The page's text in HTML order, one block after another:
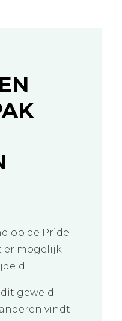
op de Pride
er mogelijk
geweld.
vindt